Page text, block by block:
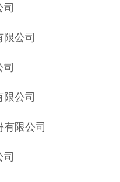
公司
公司
限公司